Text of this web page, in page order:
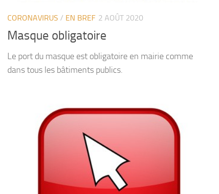
CORONAVIRUS / EN BREF 2 AOÛT 2020
Masque obligatoire
Le port du masque est obligatoire en mairie comme
dans tous les bâtiments publics.